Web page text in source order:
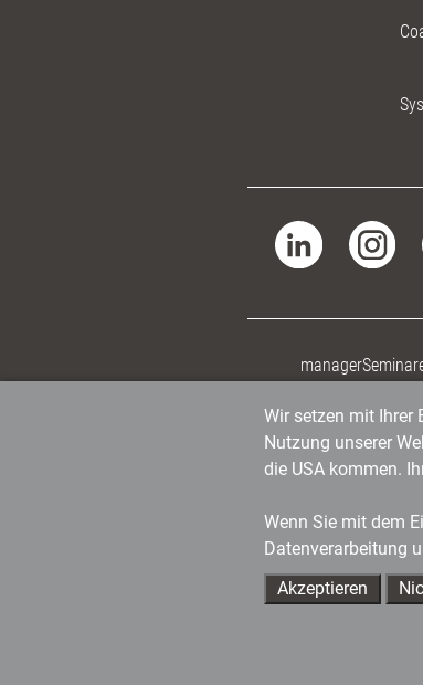
Wir setzen mit Ihrer
Nutzung unserer
die USA kommen.
Wenn Sie mit dem
Datenverarbeitung
Akzeptieren